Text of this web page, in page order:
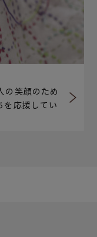
の笑顔のため
を応援してい